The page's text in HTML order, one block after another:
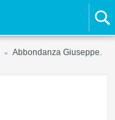
Abbondanza Giuseppe.